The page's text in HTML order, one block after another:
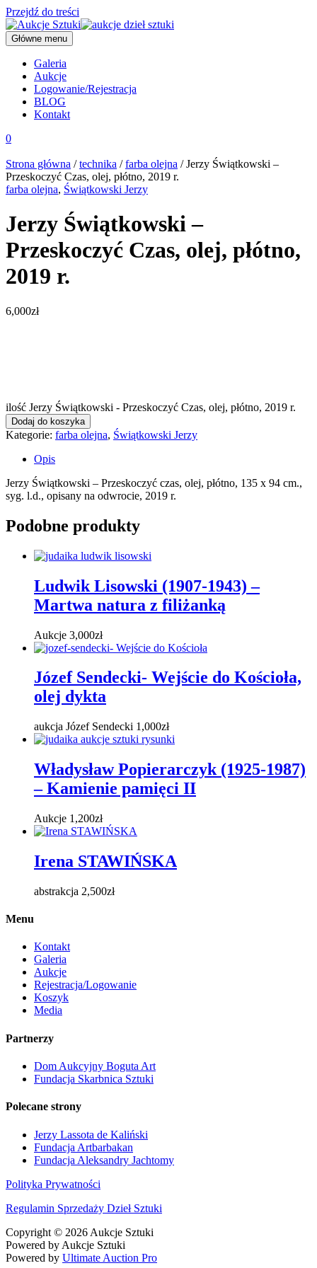
Przejdź do treści
Główne menu
Galeria
Aukcje
Logowanie/Rejestracja
BLOG
Kontakt
0
Strona główna /technika /farba olejna / Jerzy Świątkowski –
Przeskoczyć Czas, olej, płótno, 2019 r.
farba olejna, Świątkowski Jerzy
Jerzy Świątkowski –
Przeskoczyć Czas, olej, płótno,
2019 r.
6,000zł
ilość Jerzy Świątkowski - Przeskoczyć Czas, olej, płótno, 2019 r.
Dodaj do koszyka
Kategorie: farba olejna, Świątkowski Jerzy
Opis
Jerzy Świątkowski – Przeskoczyć czas, olej, płótno, 135 x 94 cm.,
syg. l.d., opisany na odwrocie, 2019 r.
Podobne produkty
Ludwik Lisowski (1907-1943) –
Martwa natura z filiżanką
Aukcje 3,000zł
Józef Sendecki- Wejście do Kościoła,
olej dykta
aukcja Józef Sendecki 1,000zł
Władysław Popierarczyk (1925-1987)
– Kamienie pamięci II
Aukcje 1,200zł
Irena STAWIŃSKA
abstrakcja 2,500zł
Menu
Kontakt
Galeria
Aukcje
Rejestracja/Logowanie
Koszyk
Media
Partnerzy
Dom Aukcyjny Boguta Art
Fundacja Skarbnica Sztuki
Polecane strony
Jerzy Lassota de Kaliński
Fundacja Artbarbakan
Fundacja Aleksandry Jachtomy
Polityka Prywatności
Regulamin Sprzedaży Dzieł Sztuki
Copyright © 2026 Aukcje Sztuki
Powered by Aukcje Sztuki
Powered by Ultimate Auction Pro